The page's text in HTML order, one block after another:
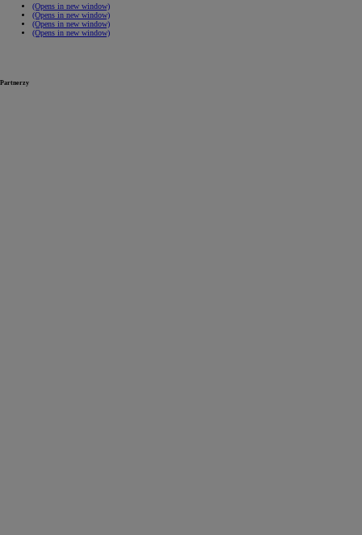
(Opens in new window)
(Opens in new window)
(Opens in new window)
(Opens in new window)
Partnerzy